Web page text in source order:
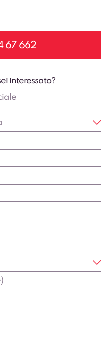
67 662
interessato?